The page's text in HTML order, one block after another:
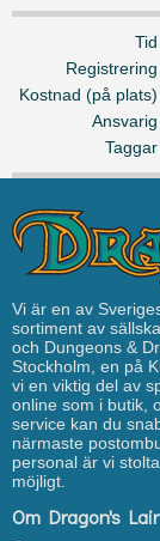
Tid
Registrering
Kostnad (på plats)
Ansvarig
Taggar
Vi är en av
sortiment av
och Dungeons &
Stockholm, en på
vi en viktig del av
online som i butik,
service kan du
närmaste
personal är vi
möjligt.
Om Dragon's Lair